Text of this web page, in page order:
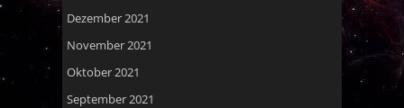
Dezember 2021
November 2021
Oktober 2021
September 2021